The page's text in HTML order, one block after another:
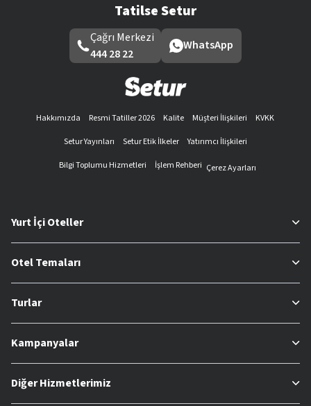
Tatilse Setur
Çağrı Merkezi
444 28 22
WhatsApp
Hakkımızda Resmi Tatiller 2026 Kalite Müşteri İlişkileri
KVKK
Setur Yayınları
Setur Etik İlkeler
Yatırımcı İlişkileri
Bilgi Toplumu Hizmetleri
İşlem Rehberi Çerez Ayarları
Yurt İçi Oteller
Otel Temaları
Turlar
Kampanyalar
Diğer Hizmetlerimiz